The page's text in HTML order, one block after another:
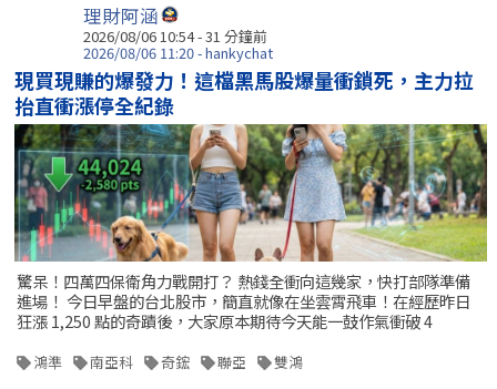
理財阿涵
2026/08/06 10:54 -31 分鐘前
2026/08/06 11:20 - hankychat
現買現賺的爆發力！這檔黑馬股爆量衝鎖死，主力拉
抬直衝漲停全紀錄
驚呆！四萬四保衛角力戰開打？ 熱錢全衝向這幾家，快打部隊準備
進場！ 今日早盤的台北股市，簡直就像在坐雲霄飛車！在經歷昨日
狂漲 1,250 點的奇蹟後，大家原本期待今天能一鼓作氣衝破 4
鴻準 南亞科 奇鋐 聯亞 雙鴻